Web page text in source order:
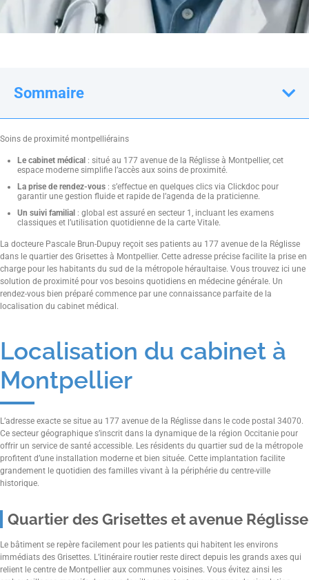
Sommaire
Soins de proximité montpelliérains
Le cabinet médical : situé au 177 avenue de la Réglisse à Montpellier, cet
espace moderne simplifie l’accès aux soins de proximité.
La prise de rendez-vous : s’effectue en quelques clics via Clickdoc pour
garantir une gestion fluide et rapide de l’agenda de la praticienne.
Un suivi familial : global est assuré en secteur 1, incluant les examens
classiques et l’utilisation quotidienne de la carte Vitale.
La docteure Pascale Brun-Dupuy reçoit ses patients au 177 avenue de la Réglisse
dans le quartier des Grisettes à Montpellier. Cette adresse précise facilite la prise en
charge pour les habitants du sud de la métropole héraultaise. Vous trouvez ici une
solution de proximité pour vos besoins quotidiens en médecine générale. Un
rendez-vous bien préparé commence par une connaissance parfaite de la
localisation du cabinet médical.
Localisation du cabinet à
Montpellier
L’adresse exacte se situe au 177 avenue de la Réglisse dans le code postal 34070.
Ce secteur géographique s’inscrit dans la dynamique de la région Occitanie pour
offrir un service de santé accessible. Les résidents du quartier sud de la métropole
profitent d’une installation moderne et bien située. Cette implantation facilite
grandement le quotidien des familles vivant à la périphérie du centre-ville
historique.
Quartier des Grisettes et avenue Réglisse
Le bâtiment se repère facilement pour les patients qui habitent les environs
immédiats des Grisettes. L’itinéraire routier reste direct depuis les grands axes qui
relient le centre de Montpellier aux communes voisines. Vous évitez ainsi les